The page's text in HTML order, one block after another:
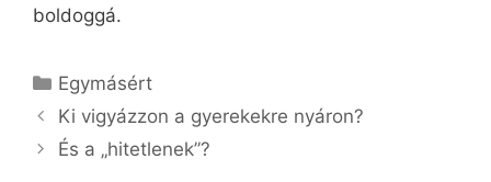
boldoggá.
Kategória
Egymásért
Ki vigyázzon a gyerekekre nyáron?
És a „hitetlenek”?